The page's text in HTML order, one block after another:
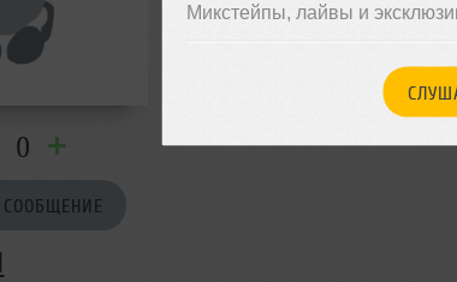
Микстейпы, лайвы и
0